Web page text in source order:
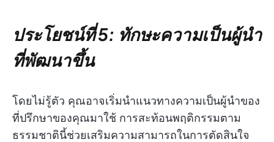
ประโยชน์ที่ 5: ทักษะความเป็นผู้นำ
ที่พัฒนาขึ้น
โดยไม่รู้ตัว คุณอาจเริ่มนำแนวทางความเป็นผู้นำของ
ที่ปรึกษาของคุณมาใช้ การสะท้อนพฤติกรรมตาม
ธรรมชาตินี้ช่วยเสริมความสามารถในการตัดสินใจ